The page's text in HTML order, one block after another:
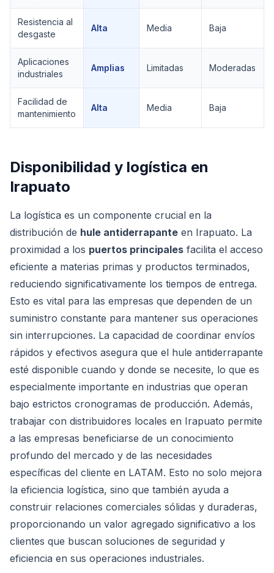
Resistencia al
desgaste
Alta Media Baja
Aplicaciones
industriales
Amplias Limitadas Moderadas
Facilidad de
mantenimiento
Alta Media Baja
Disponibilidad y logística en
Irapuato
La logística es un componente crucial en la
distribución de hule antiderrapante en Irapuato. La
proximidad a los puertos principales facilita el acceso
eficiente a materias primas y productos terminados,
reduciendo significativamente los tiempos de entrega.
Esto es vital para las empresas que dependen de un
suministro constante para mantener sus operaciones
sin interrupciones. La capacidad de coordinar envíos
rápidos y efectivos asegura que el hule antiderrapante
esté disponible cuando y donde se necesite, lo que es
especialmente importante en industrias que operan
bajo estrictos cronogramas de producción. Además,
trabajar con distribuidores locales en Irapuato permite
a las empresas beneficiarse de un conocimiento
profundo del mercado y de las necesidades
específicas del cliente en LATAM. Esto no solo mejora
la eficiencia logística, sino que también ayuda a
construir relaciones comerciales sólidas y duraderas,
proporcionando un valor agregado significativo a los
clientes que buscan soluciones de seguridad y
eficiencia en sus operaciones industriales.